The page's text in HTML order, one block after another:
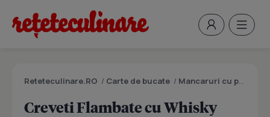
Reteteculinare.RO / Carte de bucate / Mancaruri cu peste
Creveti Flambate cu Whisky